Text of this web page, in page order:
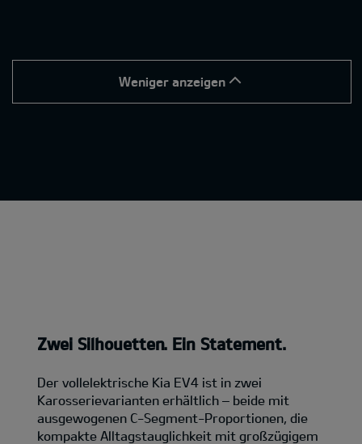
Weniger anzeigen
Zwei Silhouetten. Ein Statement.
Der vollelektrische Kia EV4 ist in zwei
Karosserievarianten erhältlich – beide mit
ausgewogenen C-Segment-Proportionen, die
kompakte Alltagstauglichkeit mit großzügigem